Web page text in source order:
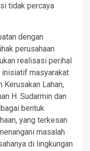
tidak percaya
dengan
perusahaan
realisasi perihal
inisiatif masyarakat
Kerusakan Lahan,
H. Sudarmin dan
bentuk
yang terkesan
masalah
di lingkungan